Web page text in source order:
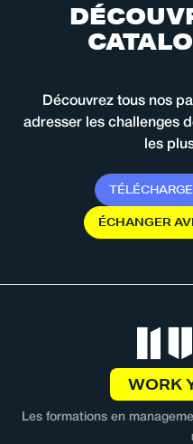
DÉCOUV
CATALO
Découvrez tous nos
adresser les challenges
les
TÉLÉCHARGE
ÉCHANGERAV
WORK
Les formations en